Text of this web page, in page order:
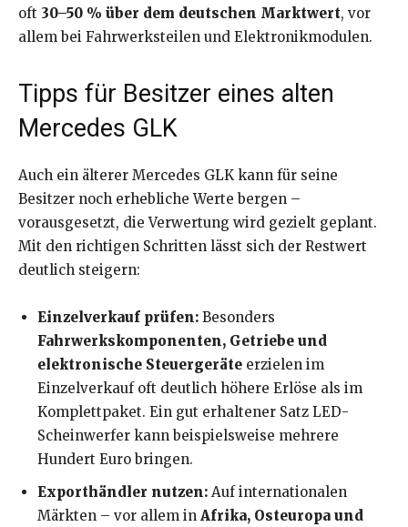
oft 30–50 % über dem deutschen Marktwert, vor
allem bei Fahrwerksteilen und Elektronikmodulen.
Tipps für Besitzer eines alten
Mercedes GLK
Auch ein älterer Mercedes GLK kann für seine
Besitzer noch erhebliche Werte bergen –
vorausgesetzt, die Verwertung wird gezielt geplant.
Mit den richtigen Schritten lässt sich der Restwert
deutlich steigern:
Einzelverkauf prüfen: Besonders
Fahrwerkskomponenten, Getriebe und
elektronische Steuergeräte erzielen im
Einzelverkauf oft deutlich höhere Erlöse als im
Komplettpaket. Ein gut erhaltener Satz LED-
Scheinwerfer kann beispielsweise mehrere
Hundert Euro bringen.
Exporthändler nutzen: Auf internationalen
Märkten – vor allem in Afrika, Osteuropa und